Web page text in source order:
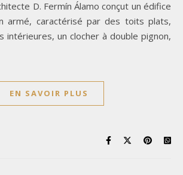
D. Fermín Álamo conçut un édifice
armé, caractérisé par des toits plats,
intérieures, un clocher à double pignon,
EN SAVOIR PLUS